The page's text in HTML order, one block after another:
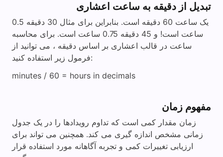
تبدیل از دقیقه به ساعت اعشاری
یک ساعت 60 دقیقه است. بنابراین برای مثال 30 دقیقه 0.5
ساعت است! و 45 دقیقه 0.75 ساعت است. برای محاسبه
ساعت در قالب اعشاری بر اساس دقیقه ، می توانید از
فرمول زیر استفاده کنید:
minutes / 60 = hours in decimals
مفهوم زمان
زمان مقدار کمی است که تداوم رویدادها را در یک جدول
زمانی مشخص اندازه گیری می کند. همچنین می تواند برای
ارزیابی تغییرات کمی و تجربه آگاهانه مورد استفاده قرار